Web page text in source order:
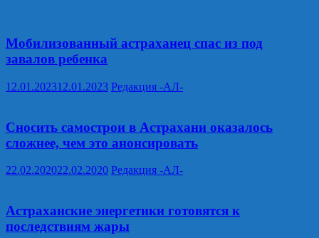
Мобилизованный астраханец спас из под
завалов ребенка
12.01.202312.01.2023 Редакция -АЛ-
Сносить самострои в Астрахани оказалось
сложнее, чем это анонсировать
22.02.202022.02.2020 Редакция -АЛ-
Астраханские энергетики готовятся к
последствиям жары